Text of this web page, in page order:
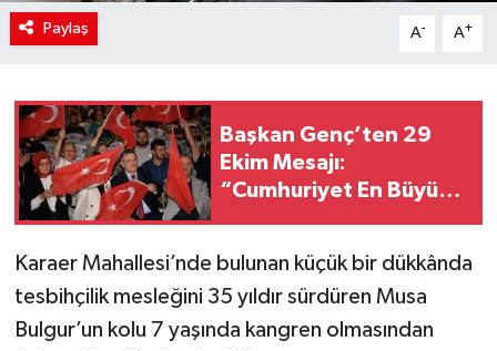
Paylaş A- A+
Başkan Genç’ten 29
Ekim Mesajı:
“Cumhuriyet En Büyük
Karaer Mahallesi’nde bulunan küçük bir dükkânda
tesbihçilik mesleğini 35 yıldır sürdüren Musa
Bulgur’un kolu 7 yaşında kangren olmasından